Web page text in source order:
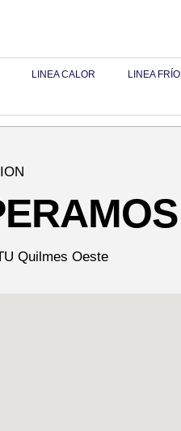
LINEA CALOR LINEA FRÍO
Quilmes Oeste